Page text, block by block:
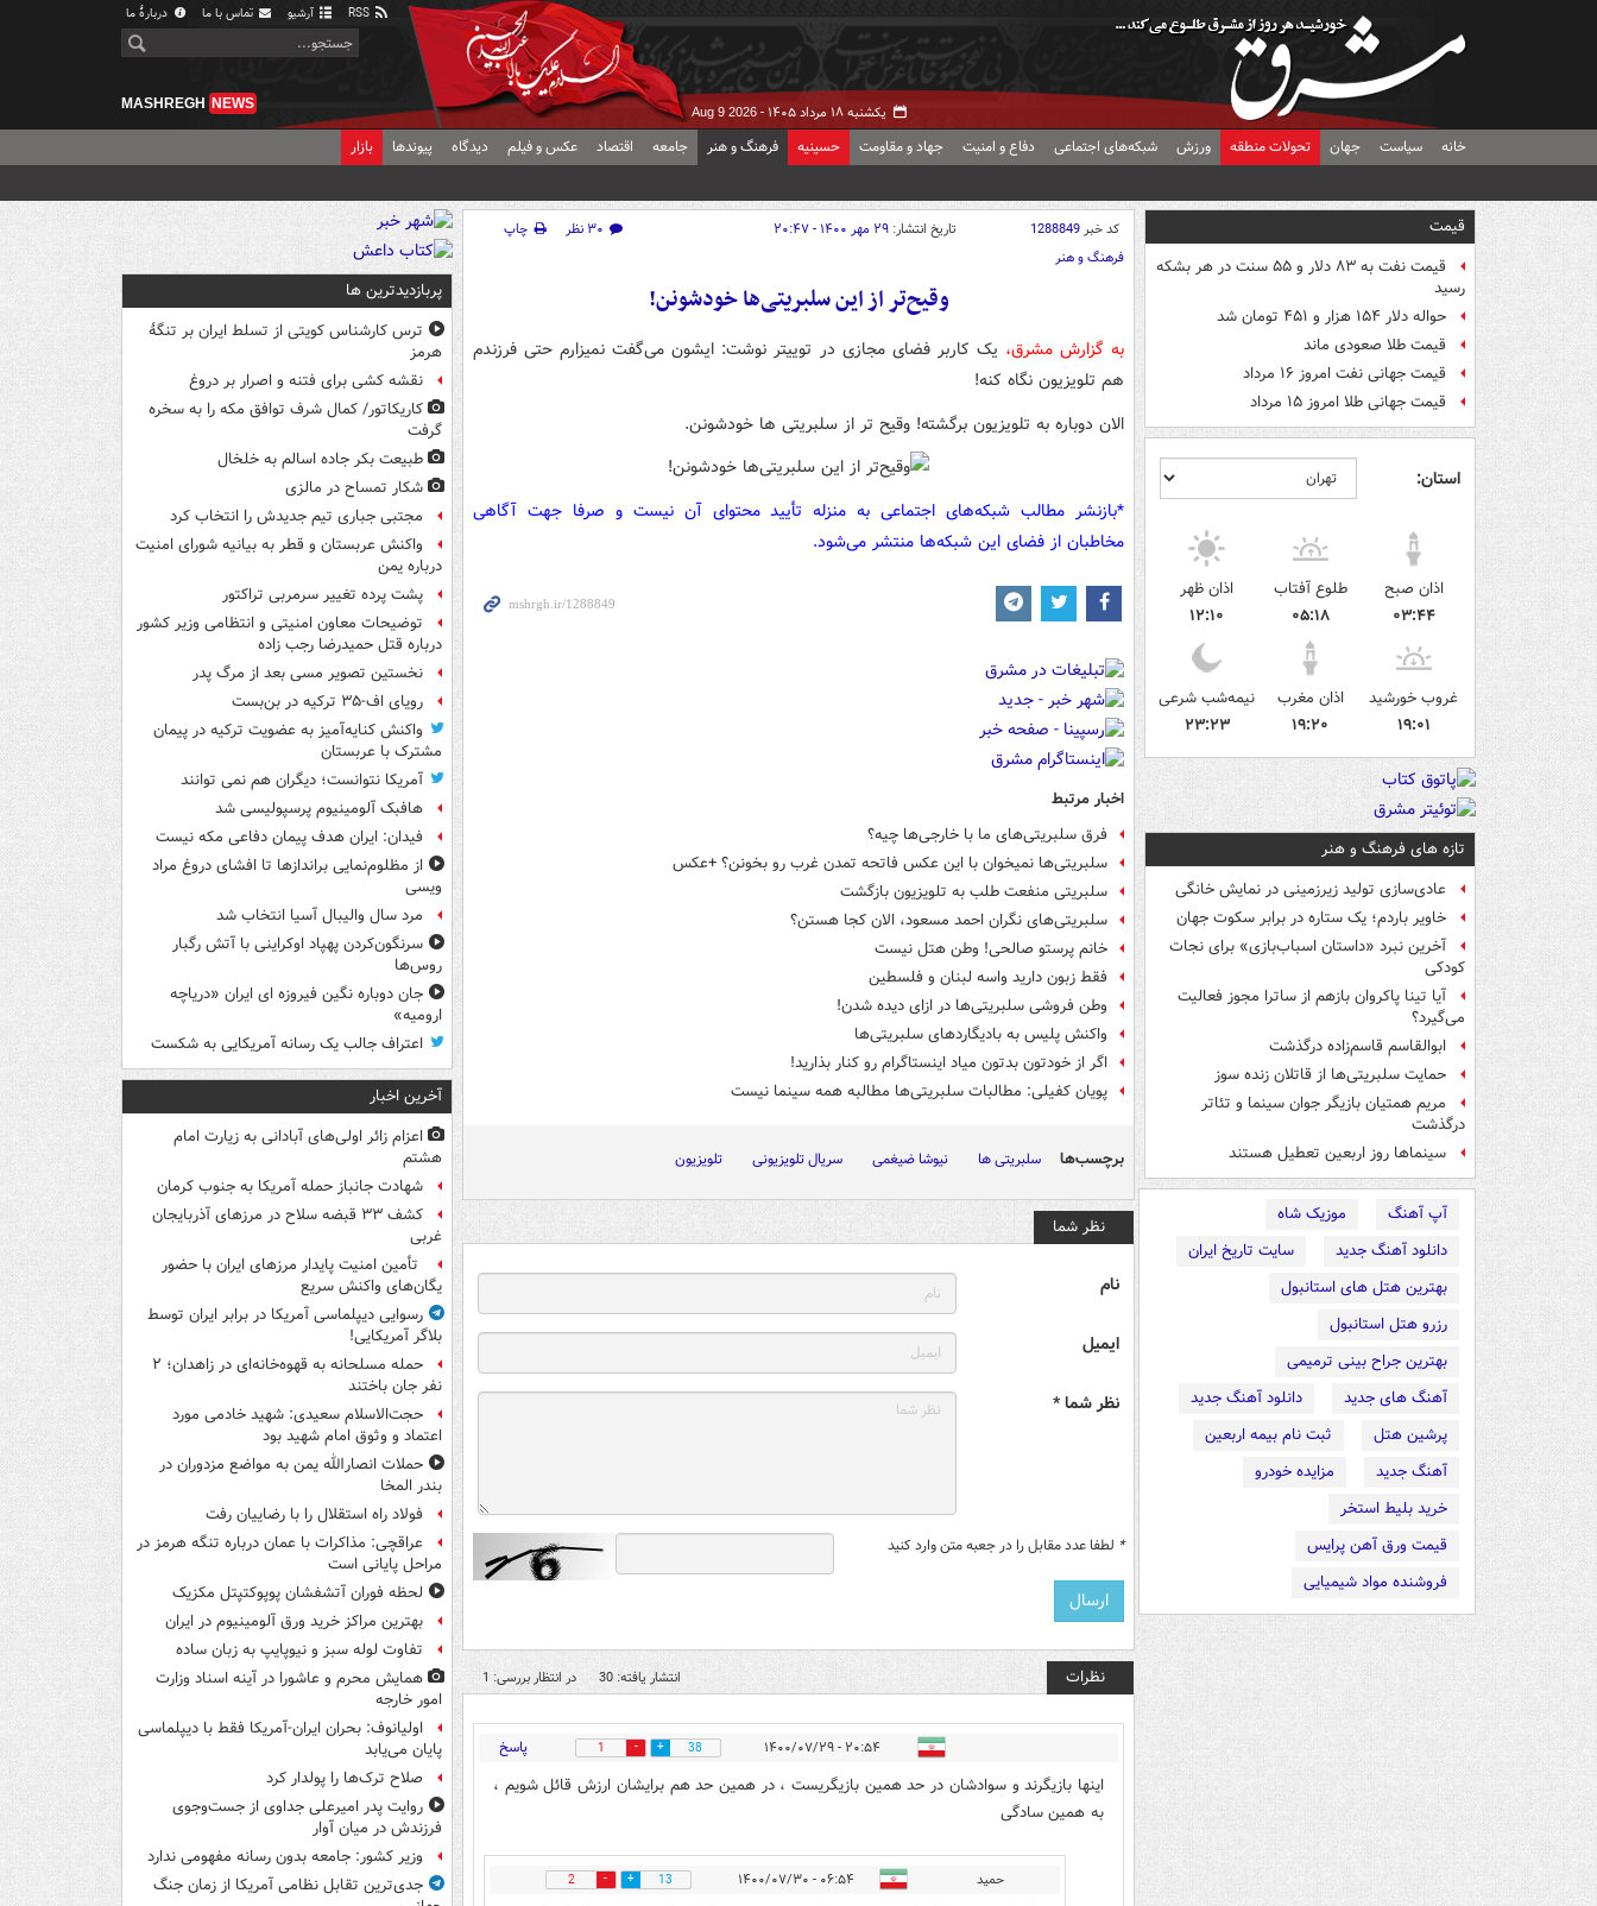
آرشیو تماس با ما دربارهٔ ما
یکشنبه ۱۸ مرداد ۱۴۰۵ - Aug 9 2026
MASHREGH NEWS
خانه سیاست جهان تحولات منطقه ورزش شبکه‌های اجتماعی دفاع و امنیت جهاد و مقاومت حسینیه فرهنگ و هنر جامعه اقتصاد عکس و فیلم دیدگاه پیوندها بازار
قیمت
قیمت نفت به ۸۳ دلار و ۵۵ سنت در هر بشکه
رسید
حواله دلار ۱۵۴ هزار و ۴۵۱ تومان شد
قیمت طلا صعودی ماند
قیمت جهانی نفت امروز ۱۶ مرداد
قیمت جهانی طلا امروز ۱۵ مرداد
استان:
اذان صبح
۰۳:۴۴
طلوع آفتاب
۰۵:۱۸
اذان ظهر
۱۲:۱۰
غروب خورشید
۱۹:۰۱
اذان مغرب
۱۹:۲۰
نیمه‌شب شرعی
۲۳:۲۳
تازه های فرهنگ و هنر
عادی‌سازی تولید زیرزمینی در نمایش خانگی
خاویر باردم؛ یک ستاره در برابر سکوت جهان
آخرین نبرد «داستان اسباب‌بازی» برای نجات
کودکی
آیا تینا پاکروان بازهم از ساترا مجوز فعالیت
می‌گیرد؟
ابوالقاسم قاسم‌زاده درگذشت
حمایت سلبریتی‌ها از قاتلان زنده سوز
مریم همتیان بازیگر جوان سینما و تئاتر
درگذشت
سینماها روز اربعین تعطیل هستند
آپ آهنگ
موزیک شاه
دانلود آهنگ جدید
سایت تاریخ ایران
بهترین هتل های استانبول
رزرو هتل استانبول
بهترین جراح بینی ترمیمی
آهنگ های جدید
دانلود آهنگ جدید
پرشین هتل
ثبت نام بیمه اربعین
آهنگ جدید
مزایده خودرو
خرید بلیط استخر
قیمت ورق آهن پرایس
فروشنده مواد شیمیایی
کد خبر1288849 تاریخ انتشار: ۲۹ مهر ۱۴۰۰ - ۲۰:۴۷ ۳۰ نظر
چاپ
فرهنگ و هنر
وقیح‌تر از این سلبریتی‌ها خودشونن!
به گزارش مشرق، یک کاربر فضای مجازی در توییتر نوشت: ‏ایشون می‌گفت نمیزارم حتی فرزندم
هم تلویزیون نگاه کنه!
الان دوباره به تلویزیون برگشته! وقیح تر از سلبریتی ها خودشونن.
*بازنشر مطالب شبکه‌های اجتماعی به منزله تأیید محتوای آن نیست و صرفا جهت آگاهی
مخاطبان از فضای این شبکه‌ها منتشر می‌شود.
اخبار مرتبط
فرق سلبریتی‌های ما با خارجی‌ها چیه؟
سلبریتی‌ها نمیخوان با این عکس فاتحه تمدن غرب رو بخونن؟ +عکس
سلبریتی منفعت طلب به تلویزیون بازگشت
سلبریتی‌های نگران احمد مسعود، الان کجا هستن؟
خانم پرستو صالحی! وطن هتل نیست
فقط زبون دارید واسه لبنان و فلسطین
وطن فروشی سلبریتی‌ها در ازای دیده شدن!
واکنش پلیس به بادیگاردهای سلبریتی‌ها
اگر از خودتون بدتون میاد اینستاگرام رو کنار بذارید!
پویان کفیلی: مطالبات سلبریتی‌ها مطالبه همه سینما نیست
برچسب‌ها سلبریتی ها نیوشا ضیغمی سریال تلویزیونی تلویزیون
نظر شما
نام
ایمیل
نظر شما *
* لطفا عدد مقابل را در جعبه متن وارد کنید
نظرات انتشار یافته: 30 در انتظار بررسی: 1
۲۰:۵۴ - ۱۴۰۰/۰۷/۲۹ 38
1 پاسخ
اینها بازیگرند و سوادشان در حد همین بازیگریست ، در همین حد هم برایشان ارزش قائل شویم ،
به همین سادگی
حمید ۰۶:۵۴ - ۱۴۰۰/۰۷/۳۰ 13
2
پربازدیدترین ها
ترس کارشناس کویتی از تسلط ایران بر تنگۀ
هرمز
نقشه کشی برای فتنه و اصرار بر دروغ
کاریکاتور/ کمال شرف توافق مکه را به سخره
گرفت
طبیعت بکر جاده اسالم به خلخال
شکار تمساح در مالزی
مجتبی جباری تیم جدیدش را انتخاب کرد
واکنش عربستان و قطر به بیانیه شورای امنیت
درباره یمن
پشت پرده تغییر سرمربی تراکتور
توضیحات معاون امنیتی و انتظامی وزیر کشور
درباره قتل حمیدرضا رجب زاده
نخستین تصویر مسی بعد از مرگ پدر
رویای اف-۳۵ ترکیه در بن‌بست
واکنش کنایه‌آمیز به عضویت ترکیه در پیمان
مشترک با عربستان
آمریکا نتوانست؛ دیگران هم نمی توانند
هافبک آلومینیوم پرسپولیسی شد
فیدان: ایران هدف پیمان دفاعی مکه نیست
از مظلوم‌نمایی براندازها تا افشای دروغ مراد
ویسی
مرد سال والیبال آسیا انتخاب شد
سرنگون‌کردن پهپاد اوکراینی با آتش رگبار
روس‌ها
جان دوباره نگین فیروزه ای ایران «دریاچه
ارومیه»
اعتراف جالب یک رسانه آمریکایی به شکست
آخرین اخبار
اعزام زائر اولی‌های آبادانی به زیارت امام
هشتم
شهادت جانباز حمله آمریکا به جنوب کرمان
کشف ۳۳ قبضه سلاح در مرزهای آذربایجان
غربی
تأمین امنیت پایدار مرزهای ایران با حضور
یگان‌های واکنش سریع
رسوایی دیپلماسی آمریکا در برابر ایران توسط
بلاگر آمریکایی!
حمله مسلحانه به قهوه‌خانه‌ای در زاهدان؛ ۲
نفر جان باختند
حجت‌الاسلام سعیدی: شهید خادمی مورد
اعتماد و وثوق امام شهید بود
حملات انصارالله یمن به مواضع مزدوران در
بندر المخا
فولاد راه استقلال را با رضاییان رفت
عراقچی: مذاکرات با عمان درباره تنگه هرمز در
مراحل پایانی است
لحظه فوران آتشفشان پوپوکتپتل مکزیک
بهترین مراکز خرید ورق آلومینیوم در ایران
تفاوت لوله سبز و نیوپایپ به زبان ساده
همایش محرم و عاشورا در آینه اسناد وزارت
امور خارجه
اولیانوف: بحران ایران-آمریکا فقط با دیپلماسی
پایان می‌یابد
صلاح ترک‌ها را پولدار کرد
روایت پدر امیرعلی جداوی از جست‌وجوی
فرزندش در میان آوار
وزیر کشور: جامعه بدون رسانه مفهومی ندارد
جدی‌ترین تقابل نظامی آمریکا از زمان جنگ